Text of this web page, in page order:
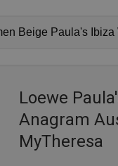
Loewe
Anagram
MyTheresa